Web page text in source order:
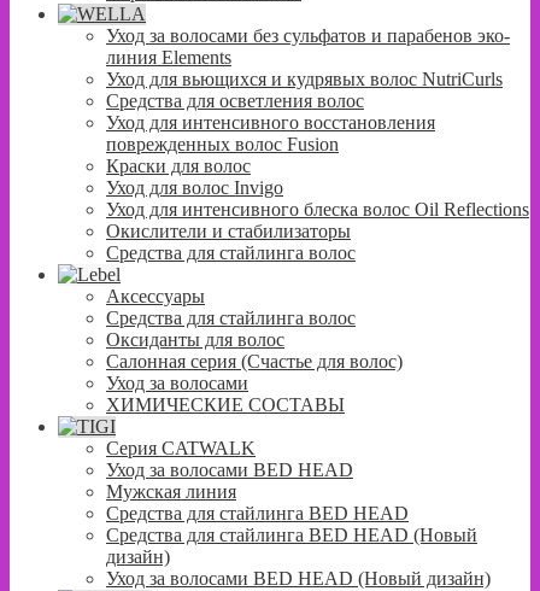
Уход за волосами без сульфатов и парабенов эко-
линия Elements
Уход для вьющихся и кудрявых волос NutriCurls
Средства для осветления волос
Уход для интенсивного восстановления
поврежденных волос Fusion
Краски для волос
Уход для волос Invigo
Уход для интенсивного блеска волос Oil Reflections
Окислители и стабилизаторы
Средства для стайлинга волос
Аксессуары
Средства для стайлинга волос
Оксиданты для волос
Салонная серия (Счастье для волос)
Уход за волосами
ХИМИЧЕСКИЕ СОСТАВЫ
Серия CATWALK
Уход за волосами BED HEAD
Мужская линия
Средства для стайлинга BED HEAD
Средства для стайлинга BED HEAD (Новый
дизайн)
Уход за волосами BED HEAD (Новый дизайн)